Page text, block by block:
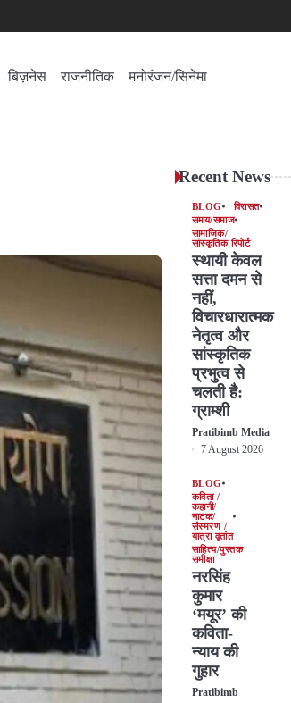
बिज़नेस राजनीतिक
मनोरंजन/सिनेमा
Recent News
BLOG
विरासत
समय/समाज
सामाजिक/
सांस्कृतिक रिपोर्ट
स्थायी केवल
सत्ता दमन से
नहीं,
विचारधारात्मक
नेतृत्व और
सांस्कृतिक
प्रभुत्व से
चलती है:
ग्राम्शी
Pratibimb Media
7 August 2026
BLOG
कविता /
कहानी/
नाटक/
संस्मरण /
यात्रा वृतांत
साहित्य/पुस्तक
समीक्षा
नरसिंह
कुमार
‘मयूर’ की
कविता-
न्याय की
गुहार
Pratibimb